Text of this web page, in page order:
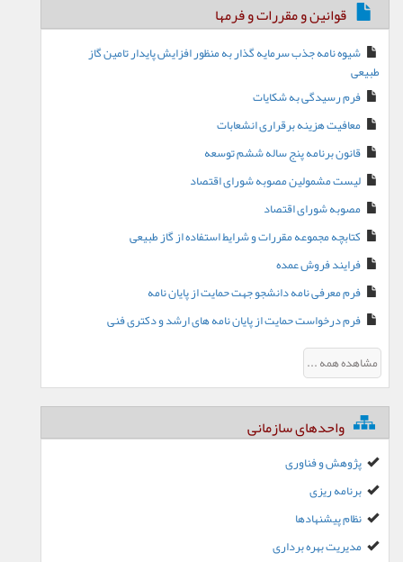
قوانین و مقررات و فرمها
شیوه نامه جذب سرمایه گذار به منظور افزایش پایدار تامین گاز
طبیعی
فرم رسیدگی به شکایات
معافیت هزینه برقراری انشعابات
قانون برنامه پنج ساله ششم توسعه
لیست مشمولین مصوبه شورای اقتصاد
مصوبه شورای اقتصاد
کتابچه مجموعه مقررات و شرایط استفاده از گاز طبیعی
فرایند فروش عمده
فرم معرفی نامه دانشجو جهت حمایت از پایان نامه
فرم درخواست حمایت از پایان نامه های ارشد و دکتری فنی
مشاهده همه ...
واحدهای سازمانی
پژوهش و فناوری
برنامه ریزی
نظام پیشنهادها
مدیریت بهره برداری